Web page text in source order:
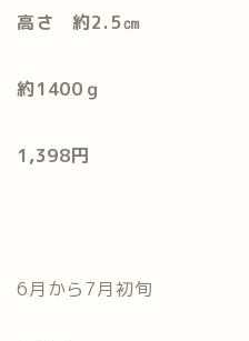
高さ 約2.5㎝
約1400ｇ
1,398円
6月から7月初旬